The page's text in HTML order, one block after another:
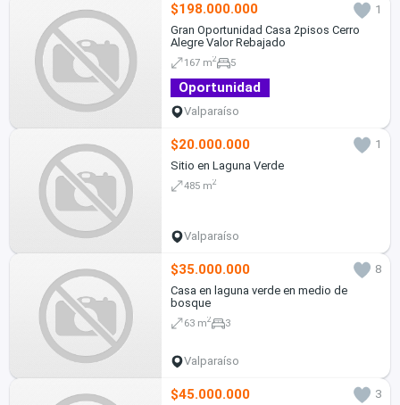
$198.000.000
1
Gran Oportunidad Casa 2pisos Cerro
Alegre Valor Rebajado
167 m2 5
Oportunidad
Valparaíso
$20.000.000
1
Sitio en Laguna Verde
485 m2
Valparaíso
$35.000.000
8
Casa en laguna verde en medio de
bosque
63 m2 3
Valparaíso
$45.000.000 3